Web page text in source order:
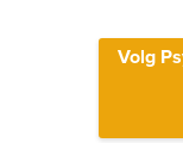
Volg